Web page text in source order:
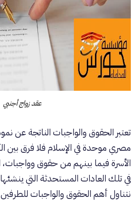
عقد زواج أجنبي
تعتبر الحقوق والواجبات الناتجة عن
مصري موحدة في الإسلام فلا فرق بين
الأسرة فيما بينهم من حقوق
في تلك العادات المستحدثة التي
نتناول أهم الحقوق والواجبات